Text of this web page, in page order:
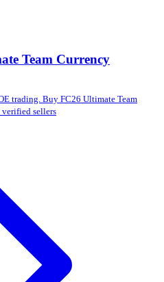
Team Currency
trading. Buy FC26 Ultimate Team
sellers